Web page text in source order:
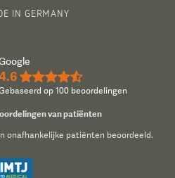
IN GERMANY
★★★★½
op 100 beoordelingen
van patiënten
onafhankelijke patiënten beoordeeld.